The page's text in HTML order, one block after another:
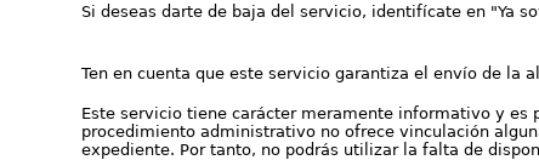
Si deseas darte de baja del servicio, identifícate en "Ya
Ten en cuenta que este servicio garantiza el envío de la
Este servicio tiene carácter meramente informativo y es
procedimiento administrativo no ofrece vinculación
expediente. Por tanto, no podrás utilizar la falta de